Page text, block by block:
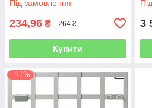
Під замовлення
234,96 ₴ 264 ₴
Купити
3
–11%